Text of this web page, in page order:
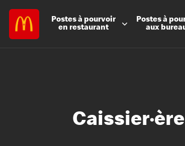
Postes à pourvoir
en restaurant
Postes à
aux